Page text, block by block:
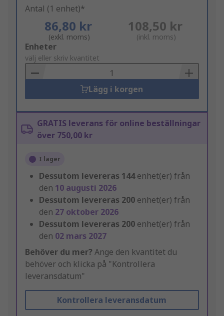
Antal (1 enhet)*
86,80 kr
(exkl. moms)
108,50 kr
(inkl. moms)
Add
to
Basket
Enheter
välj eller skriv kvantitet
Lägg i korgen
GRATIS leverans för online beställningar
över 750,00 kr
I lager
Dessutom levereras 144enhet(er) från
den 10 augusti 2026
Dessutom levereras 200 enhet(er) från
den 27 oktober 2026
Dessutom levereras 200 enhet(er) från
den 02 mars 2027
Behöver du mer? Ange den kvantitet du
behöver och klicka på "Kontrollera
leveransdatum"
Kontrollera leveransdatum